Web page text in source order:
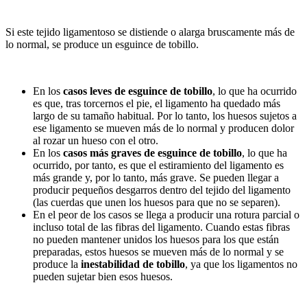
Si este tejido ligamentoso se distiende o alarga bruscamente más de
lo normal, se produce un esguince de tobillo.
En los casos leves de esguince de tobillo, lo que ha ocurrido
es que, tras torcernos el pie, el ligamento ha quedado más
largo de su tamaño habitual. Por lo tanto, los huesos sujetos a
ese ligamento se mueven más de lo normal y producen dolor
al rozar un hueso con el otro.
En los casos más graves de esguince de tobillo, lo que ha
ocurrido, por tanto, es que el estiramiento del ligamento es
más grande y, por lo tanto, más grave. Se pueden llegar a
producir pequeños desgarros dentro del tejido del ligamento
(las cuerdas que unen los huesos para que no se separen).
En el peor de los casos se llega a producir una rotura parcial o
incluso total de las fibras del ligamento. Cuando estas fibras
no pueden mantener unidos los huesos para los que están
preparadas, estos huesos se mueven más de lo normal y se
produce la inestabilidad de tobillo, ya que los ligamentos no
pueden sujetar bien esos huesos.